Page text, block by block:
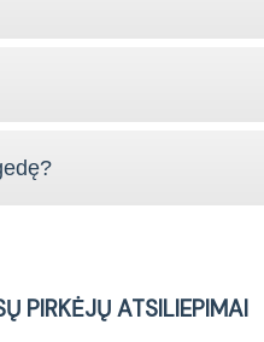
PIRKĖJŲ ATSILIEPIMAI